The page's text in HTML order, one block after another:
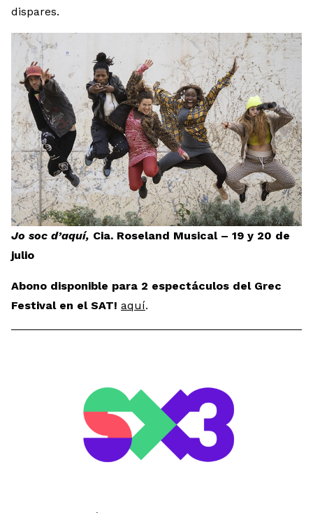
dispares.
Jo soc d’aquí, Cia. Roseland Musical – 19 y 20 de
julio
Abono disponible para 2 espectáculos del Grec
Festival en el SAT! aquí.